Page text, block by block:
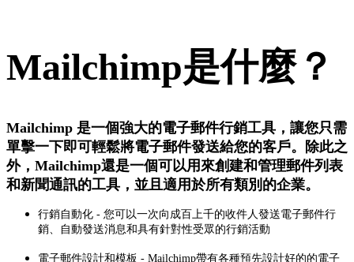
Mailchimp是什麼？
Mailchimp 是一個強大的電子郵件行銷工具，讓您只需
單擊一下即可輕鬆將電子郵件發送給您的客戶。除此之
外，Mailchimp還是一個可以用來創建和管理郵件列表
和新聞通訊的工具，並且適用於所有類別的企業。
行銷自動化 - 您可以一次向成百上千的收件人發送電子郵件行
銷、自動發送消息和具有針對性受眾的行銷活動
電子郵件設計和模板 - Mailchimp帶有各種預先設計好的的電子